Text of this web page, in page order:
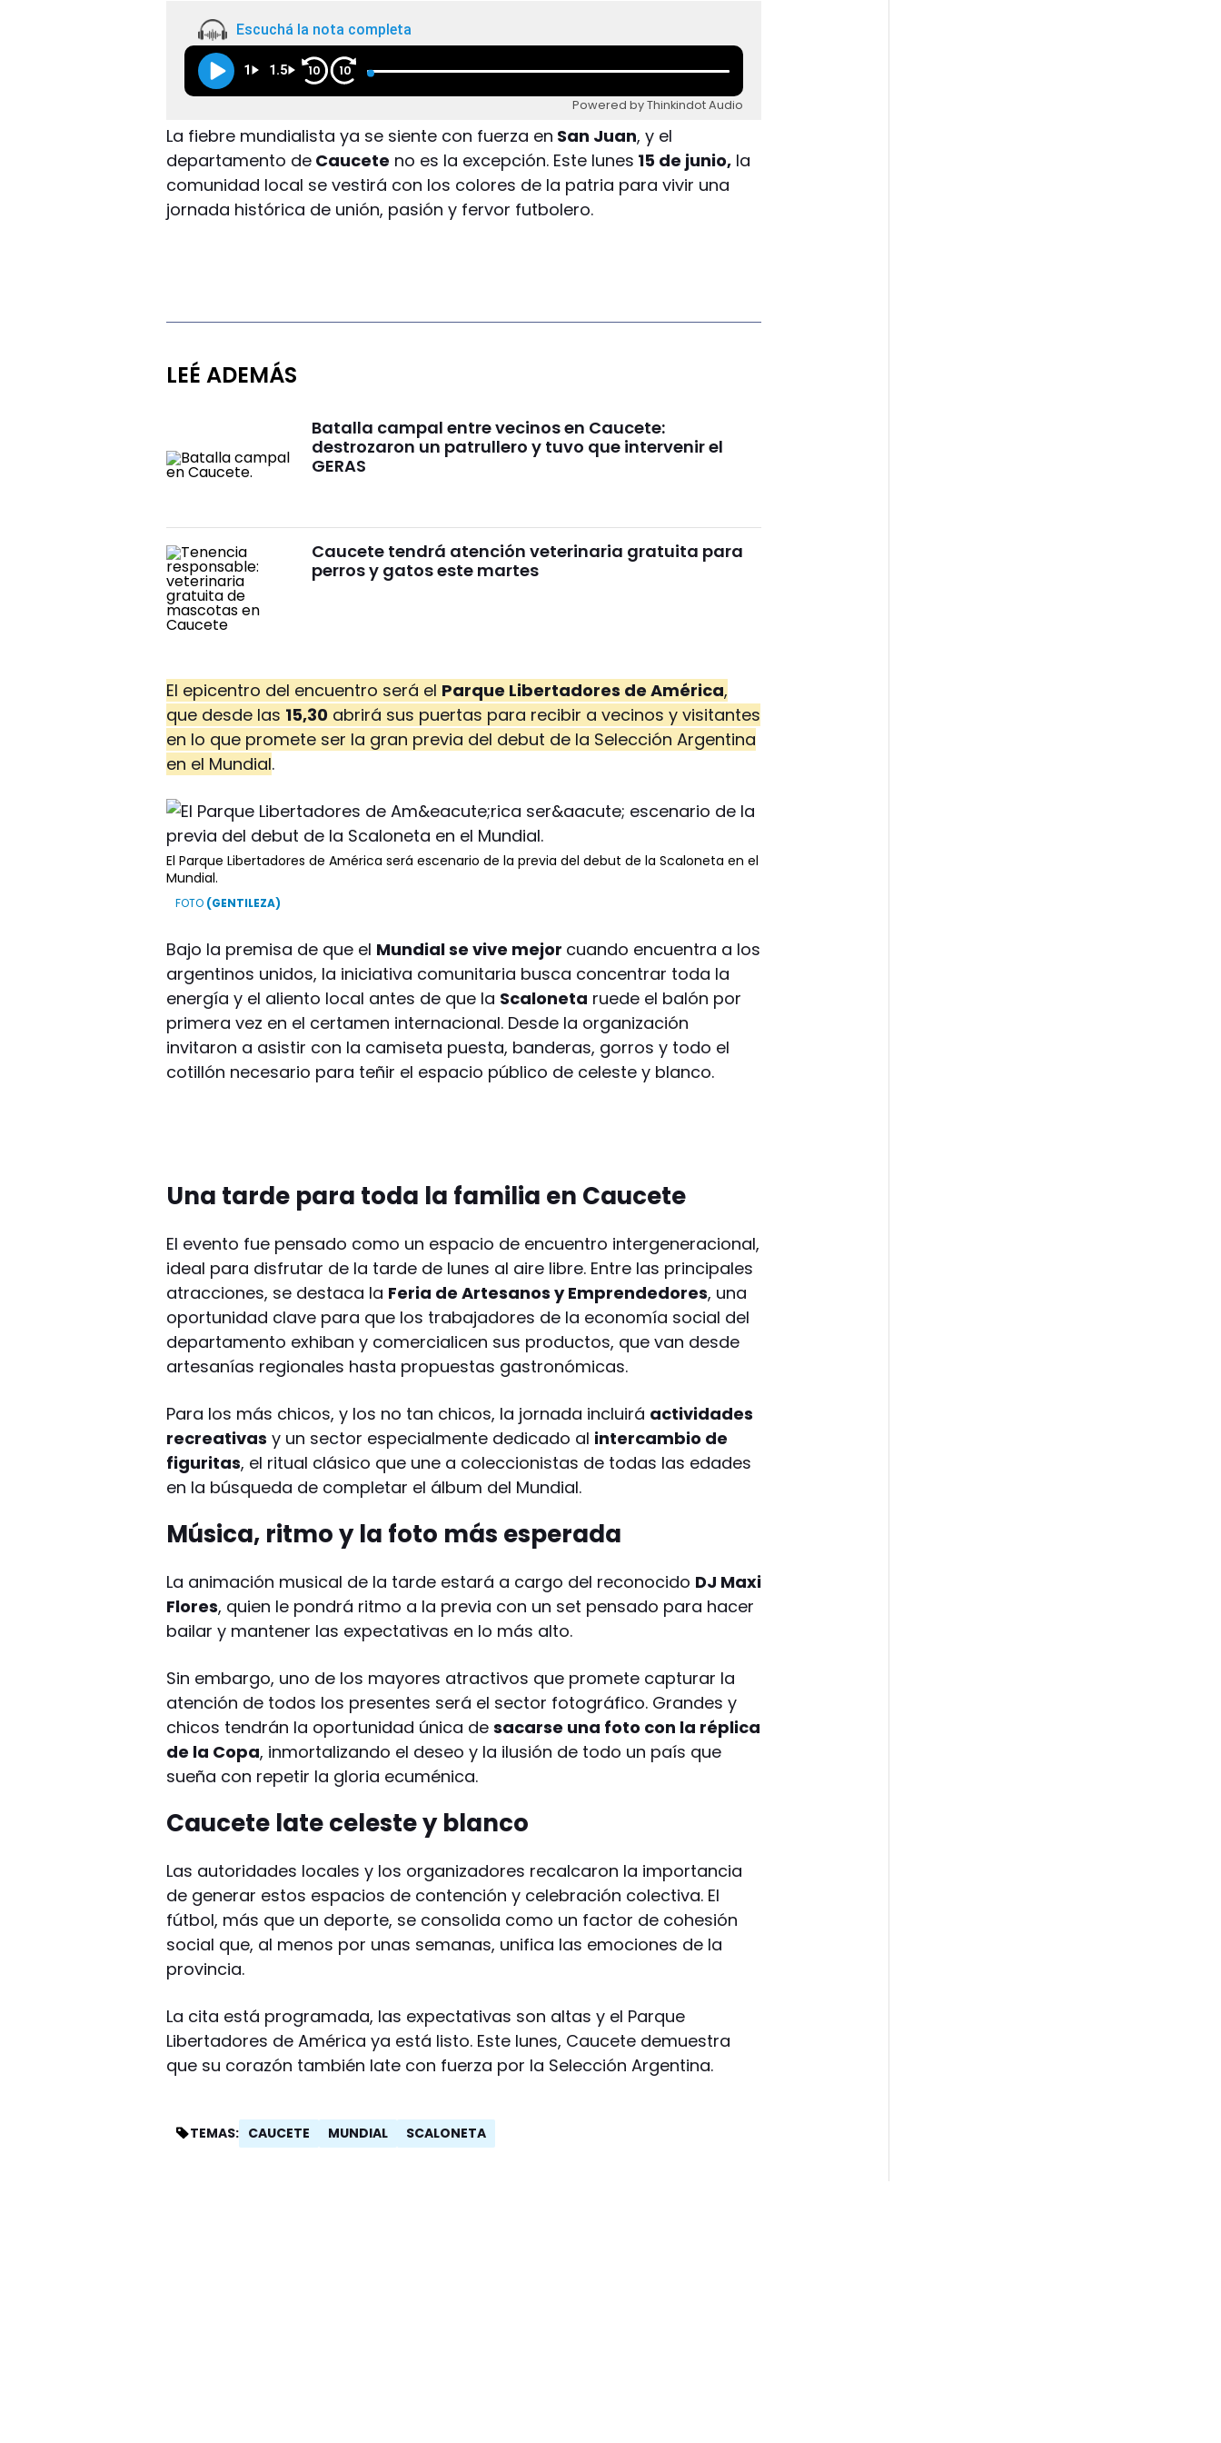
Escuchá la nota completa
1 1.5 10 10
Powered by Thinkindot Audio
La fiebre mundialista ya se siente con fuerza en San Juan, y el
departamento de Caucete no es la excepción. Este lunes 15 de junio, la
comunidad local se vestirá con los colores de la patria para vivir una
jornada histórica de unión, pasión y fervor futbolero.
LEÉ ADEMÁS
Batalla campal entre vecinos en Caucete:
destrozaron un patrullero y tuvo que intervenir el
GERAS
Caucete tendrá atención veterinaria gratuita para
perros y gatos este martes
El epicentro del encuentro será el Parque Libertadores de América,
que desde las 15,30 abrirá sus puertas para recibir a vecinos y visitantes
en lo que promete ser la gran previa del debut de la Selección Argentina
en el Mundial.
El Parque Libertadores de América será escenario de la previa del debut de la Scaloneta en el
Mundial.
(GENTILEZA)
Bajo la premisa de que el Mundial se vive mejor cuando encuentra a los
argentinos unidos, la iniciativa comunitaria busca concentrar toda la
energía y el aliento local antes de que la Scaloneta ruede el balón por
primera vez en el certamen internacional. Desde la organización
invitaron a asistir con la camiseta puesta, banderas, gorros y todo el
cotillón necesario para teñir el espacio público de celeste y blanco.
Una tarde para toda la familia en Caucete
El evento fue pensado como un espacio de encuentro intergeneracional,
ideal para disfrutar de la tarde de lunes al aire libre. Entre las principales
atracciones, se destaca la Feria de Artesanos y Emprendedores, una
oportunidad clave para que los trabajadores de la economía social del
departamento exhiban y comercialicen sus productos, que van desde
artesanías regionales hasta propuestas gastronómicas.
Para los más chicos, y los no tan chicos, la jornada incluirá actividades
recreativas y un sector especialmente dedicado al intercambio de
figuritas, el ritual clásico que une a coleccionistas de todas las edades
en la búsqueda de completar el álbum del Mundial.
Música, ritmo y la foto más esperada
La animación musical de la tarde estará a cargo del reconocido DJ Maxi
Flores, quien le pondrá ritmo a la previa con un set pensado para hacer
bailar y mantener las expectativas en lo más alto.
Sin embargo, uno de los mayores atractivos que promete capturar la
atención de todos los presentes será el sector fotográfico. Grandes y
chicos tendrán la oportunidad única desacarse una foto con la réplica
de la Copa, inmortalizando el deseo y la ilusión de todo un país que
sueña con repetir la gloria ecuménica.
Caucete late celeste y blanco
Las autoridades locales y los organizadores recalcaron la importancia
de generar estos espacios de contención y celebración colectiva. El
fútbol, más que un deporte, se consolida como un factor de cohesión
social que, al menos por unas semanas, unifica las emociones de la
provincia.
La cita está programada, las expectativas son altas y el Parque
Libertadores de América ya está listo. Este lunes, Caucete demuestra
que su corazón también late con fuerza por la Selección Argentina.
TEMAS: CAUCETE MUNDIAL SCALONETA